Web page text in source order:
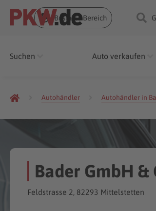
Business Bereich
Suchen Auto verkaufen
Autohändler Autohändler in
Bader GmbH
Feldstrasse 2, 82293 Mittelstetten